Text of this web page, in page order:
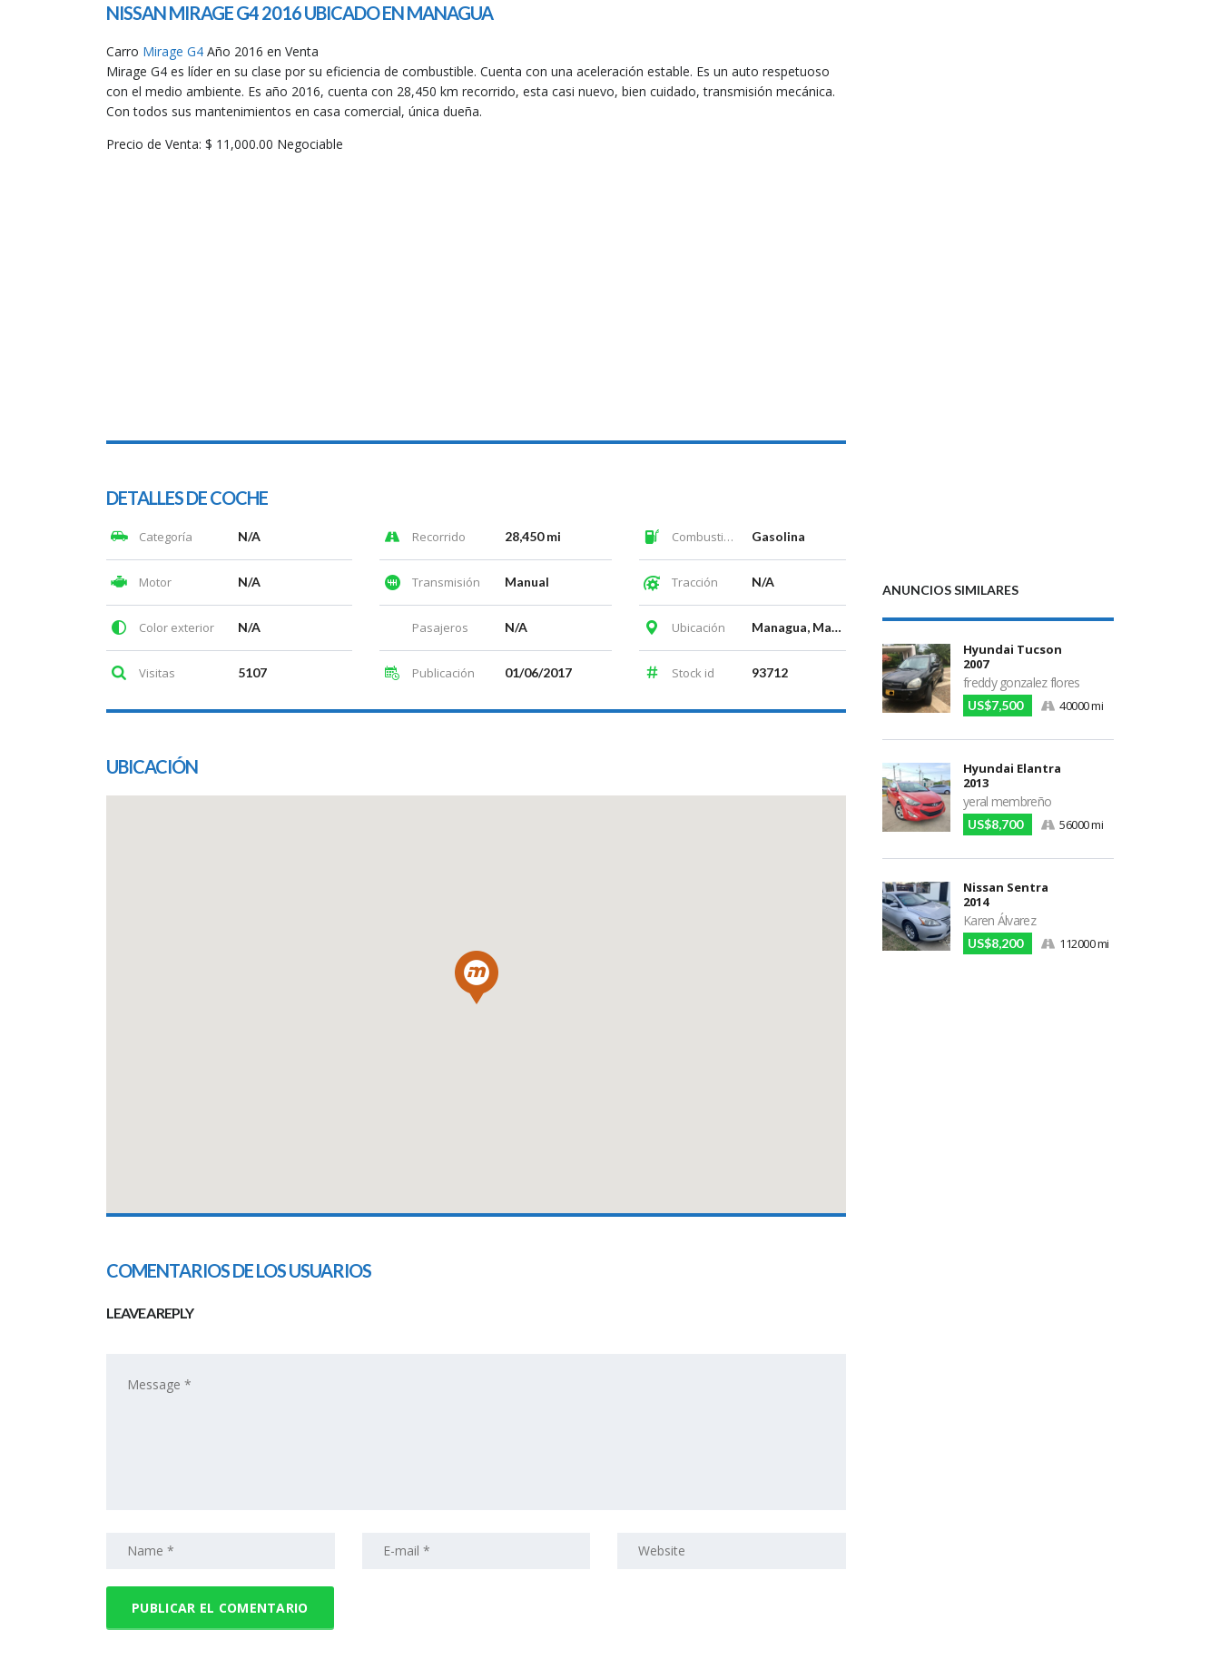
NISSAN MIRAGE G4 2016 UBICADO ENMANAGUA
Carro Mirage G4 Año 2016 en Venta
Mirage G4 es líder en su clase por su eficiencia de combustible. Cuenta con una aceleración estable. Es un auto respetuoso
con el medio ambiente. Es año 2016, cuenta con 28,450 km recorrido, esta casi nuevo, bien cuidado, transmisión mecánica.
Con todos sus mantenimientos en casa comercial, única dueña.
Precio de Venta: $ 11,000.00 Negociable
DETALLES DE COCHE
Categoría N/A Recorrido 28,450 mi Combustible Gasolina
Motor N/A Transmisión Manual Tracción N/A
Color exterior N/A Pasajeros N/A Ubicación Managua, Managua Department, Nicaragua
Visitas 5107 Publicación 01/06/2017 Stock id 93712
UBICACIÓN
COMENTARIOS DE LOS USUARIOS
LEAVE A REPLY
ANUNCIOS SIMILARES
Hyundai Tucson
2007
freddy gonzalez flores
US$7,500 40000 mi
Hyundai Elantra
2013
yeral membreño
US$8,700 56000 mi
Nissan Sentra
2014
Karen Álvarez
US$8,200 112000 mi